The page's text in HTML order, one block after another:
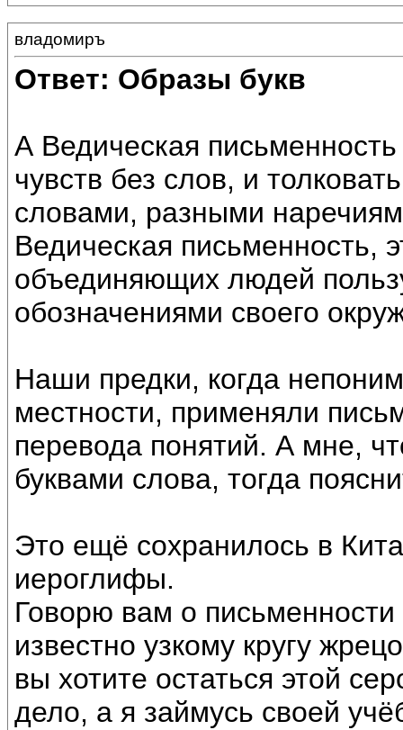
владомиръ
Ответ: Образы букв
А Ведическая
чувств без слов, и
словами, разными
Ведическая письменность,
объединяющих людей
обозначениями своего
Наши предки, когда
местности, применяли
перевода понятий. А мне,
буквами слова, тогда
Это ещё сохранилось в
иероглифы.
Говорю вам о письменности
известно узкому кругу
вы хотите остаться этой
дело, а я займусь своей